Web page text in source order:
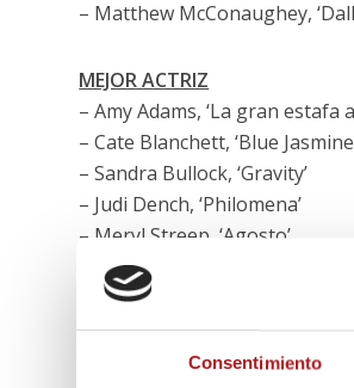
Consentimiento
– Matthew McConaughey,
MEJOR ACTRIZ
– Amy Adams, ‘La gran estafa
– Cate Blanchett, ‘Blue
– Sandra Bullock, ‘Gravity’
– Judi Dench, ‘Philomena’
– Meryl Streep, ‘Agosto’
MEJOR ACTOR DE REPARTO
– Barkhad Abdi, ‘Capitán
– Bradley Cooper, ‘La gran